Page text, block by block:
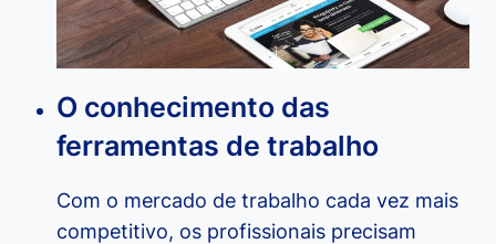
O conhecimento das
ferramentas de trabalho
Com o mercado de trabalho cada vez mais
competitivo, os profissionais precisam